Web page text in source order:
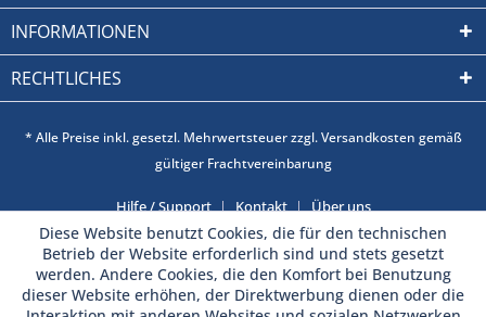
INFORMATIONEN
RECHTLICHES
* Alle Preise inkl. gesetzl. Mehrwertsteuer zzgl. Versandkosten gemäß
gültiger Frachtvereinbarung
Hilfe / Support Kontakt Über uns
Diese Website benutzt Cookies, die für den technischen
Betrieb der Website erforderlich sind und stets gesetzt
werden. Andere Cookies, die den Komfort bei Benutzung
dieser Website erhöhen, der Direktwerbung dienen oder die